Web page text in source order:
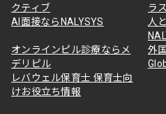
クティブ
ラス
AI面接ならNALYSYS
人
オンラインピル診療ならメ
デリピル
外
レバウェル保育士 保育士向
けお役立ち情報